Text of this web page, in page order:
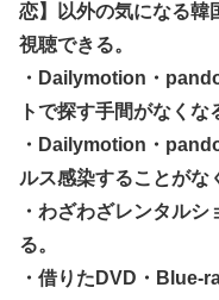
恋】以外の気になる韓
視聴できる。
・Dailymotion・
トで探す手間がなくな
・Dailymotion・
ルス感染することがな
・わざわざレンタル
る。
・借りたDVD・Blue-